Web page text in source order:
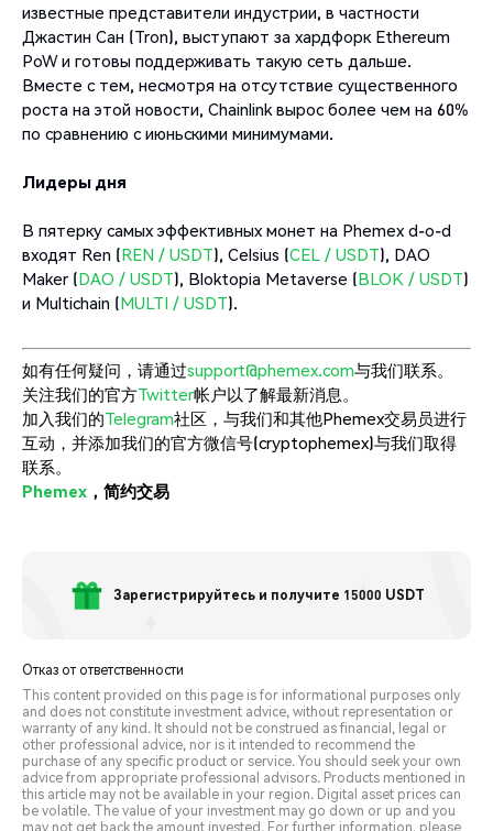
известные представители индустрии, в частности
Джастин Сан (Tron), выступают за хардфорк Ethereum
PoW и готовы поддерживать такую сеть дальше.
Вместе с тем, несмотря на отсутствие существенного
роста на этой новости, Chainlink вырос более чем на 60%
по сравнению с июньскими минимумами.
Лидеры дня
В пятерку самых эффективных монет на Phemex d-o-d
входят Ren (REN / USDT), Celsius (CEL / USDT), DAO
Maker (DAO / USDT), Bloktopia Metaverse (BLOK / USDT)
и Multichain (MULTI / USDT).
如有任何疑问，请通过support@phemex.com与我们联系。
关注我们的官方Twitter帐户以了解最新消息。
加入我们的Telegram社区，与我们和其他Phemex交易员进行
互动，并添加我们的官方微信号(cryptophemex)与我们取得
联系。
Phemex ，简约交易
Зарегистрируйтесь и получите 15000 USDT
Отказ от ответственности
This content provided on this page is for informational purposes only
and does not constitute investment advice, without representation or
warranty of any kind. It should not be construed as financial, legal or
other professional advice, nor is it intended to recommend the
purchase of any specific product or service. You should seek your own
advice from appropriate professional advisors. Products mentioned in
this article may not be available in your region. Digital asset prices can
be volatile. The value of your investment may go down or up and you
may not get back the amount invested. For further information, please